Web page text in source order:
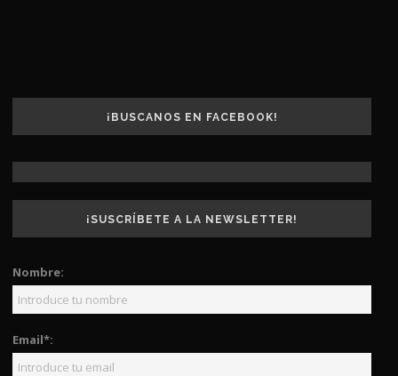
¡BUSCANOS EN FACEBOOK!
¡SUSCRÍBETE A LA NEWSLETTER!
Nombre:
Email*: